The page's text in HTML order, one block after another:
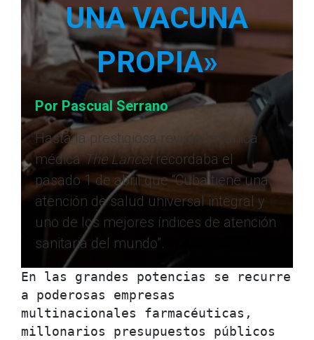
UNA VACUNA
PROPIA»
Por Pascual Serrano
Hasta la prestigiosa revista británica
médicaThe Lancetrecordaba el
pasado 1 de abril que “Cuba tiene una
atención de salud universal integral y
uno de los mejores índices de atención
sanitaria del mundo”.
En las grandes potencias se recurre
a poderosas empresas
multinacionales farmacéuticas,
millonarios presupuestos públicos